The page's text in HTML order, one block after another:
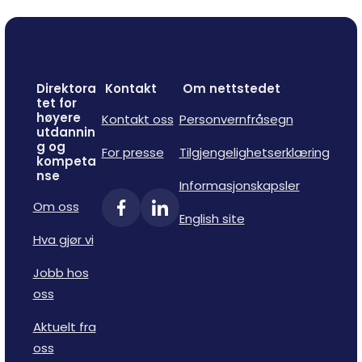
Direktora
tet for
høyere
utdannin
g og
kompeta
nse
Om oss
Hva gjør vi
Jobb hos
oss
Aktuelt fra
oss
Kontakt
Kontakt oss
For presse
Om nettstedet
Personvernfråsegn
Tilgjengelighetserklæring
Informasjonskapsler
English site